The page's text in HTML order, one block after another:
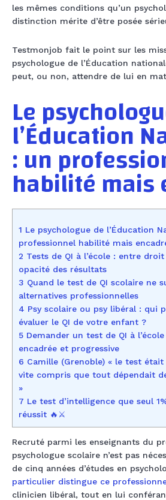
les mêmes conditions qu’un
distinction mérite d’être posée
Testmonjob fait le point sur les
psychologue de l’Éducation
peut, ou non, attendre de lui en
Le
l’Éducation
: un
habilité mais
1 Le psychologue de l’Éducation
professionnel habilité mais
2 Tests de QI à l’école : entre
opacité des résultats
3 Quand le test de QI scolaire ne
alternatives professionnelles
4 Psy scolaire ou psy libéral : qui
évaluer le QI de votre enfant ?
5 Demander un test de QI à
encadrée et progressive
6 Camille (Grenoble) « le test
vite compris que tout dépendait
»
7 Le test d’intelligence que seul
réussit 🔥⚔️
Recruté parmi les enseignants du
psychologue scolaire n’est pas
de cinq années d’études en
particulier distingue ce
clinicien libéral, tout en lui